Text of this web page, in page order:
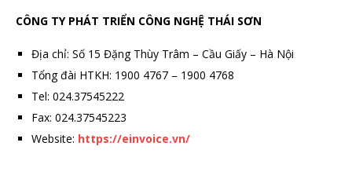
CÔNG TY PHÁT TRIỂN CÔNG NGHỆ THÁI SƠN
Địa chỉ: Số 15 Đặng Thùy Trâm – Cầu Giấy – Hà Nội
Tổng đài HTKH: 1900 4767 – 1900 4768
Tel: 024.37545222
Fax: 024.37545223
Website: https://einvoice.vn/